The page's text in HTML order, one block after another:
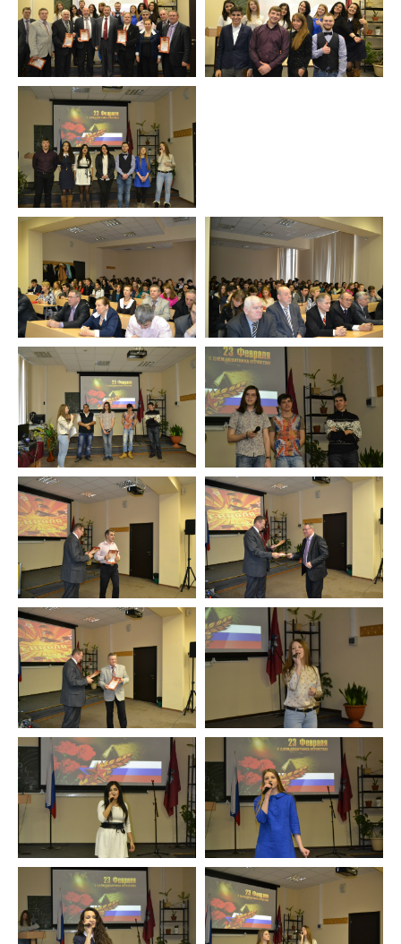
Студенту
Военно-учетный стол Миграционный учет
Библиотека
Полезные ссылки
Антиплагиат
Карта москвича
Центр правовой помощи
Новости и Объявления
Статьи
Фотогалерея
Второе высшее
Формы обучения
Очная форма обучения
Очно-заочная форма обучения
Заочная форма обучения
Мероприятия
Дни открытых дверей
Выездные студенческие мероприятия
Университетские субботы
Контакты
Администрация
+7 (495) 795-00-11
Приёмная комиссия
+7 (495) 795-00-10
Подписаться на нас

Министерство науки и высшего образования
Российской Федерации
Министерство просвещения Российской
Федерации
Сведения об образовательной организации